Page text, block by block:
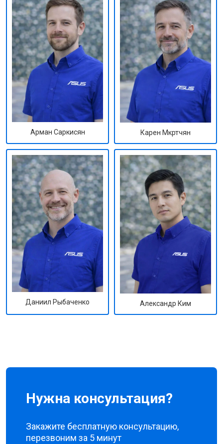
Арман Саркисян Карен Мкртчян
Даниил Рыбаченко Александр Ким
Нужна консультация?
Закажите бесплатную консультацию,
перезвоним за 5 минут